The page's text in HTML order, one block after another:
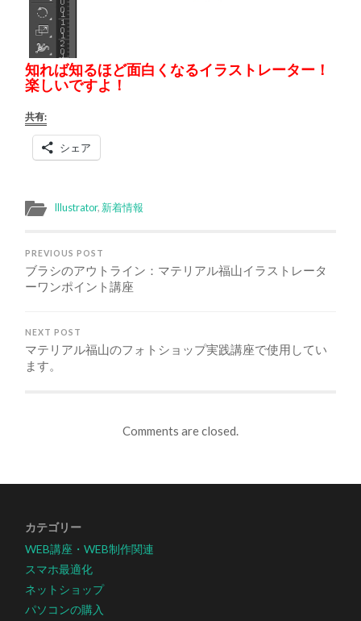
知れば知るほど面白くなるイラストレーター！
楽しいですよ！
共有:
シェア
Illustrator, 新着情報
PREVIOUS POST
ブラシのアウトライン：マテリアル福山イラストレータ
ーワンポイント講座
NEXT POST
マテリアル福山のフォトショップ実践講座で使用してい
ます。
Comments are closed.
カテゴリー
WEB講座・WEB制作関連
スマホ最適化
ネットショップ
パソコンの購入